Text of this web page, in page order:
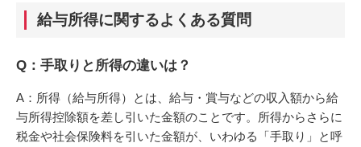
給与所得に関するよくある質問
Q：手取りと所得の違いは？
A：所得（給与所得）とは、給与・賞与などの収入額から給
与所得控除額を差し引いた金額のことです。所得からさらに
税金や社会保険料を引いた金額が、いわゆる「手取り」と呼